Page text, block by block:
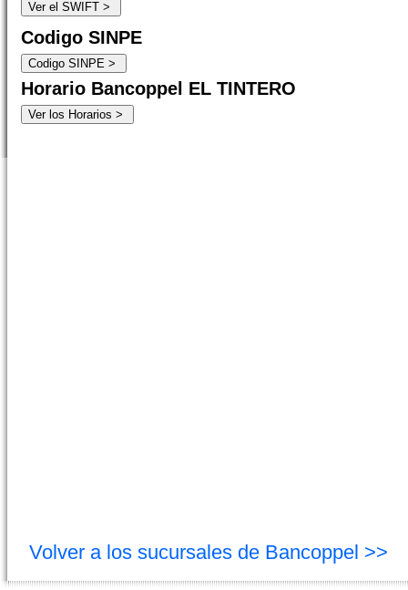
Codigo SINPE
Horario Bancoppel EL TINTERO
Volver a los sucursales de Bancoppel >>